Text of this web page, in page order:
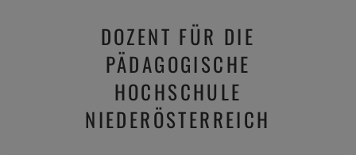
DOZENT FÜR DIE
PÄDAGOGISCHE
HOCHSCHULE
NIEDERÖSTERREICH